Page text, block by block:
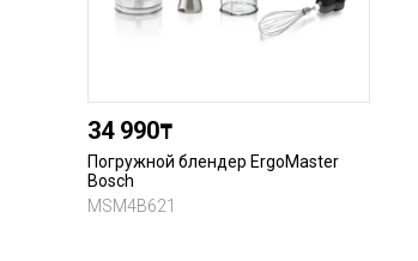
34 990₸
Погружной блендер ErgoMaster
Bosch
MSM4B621